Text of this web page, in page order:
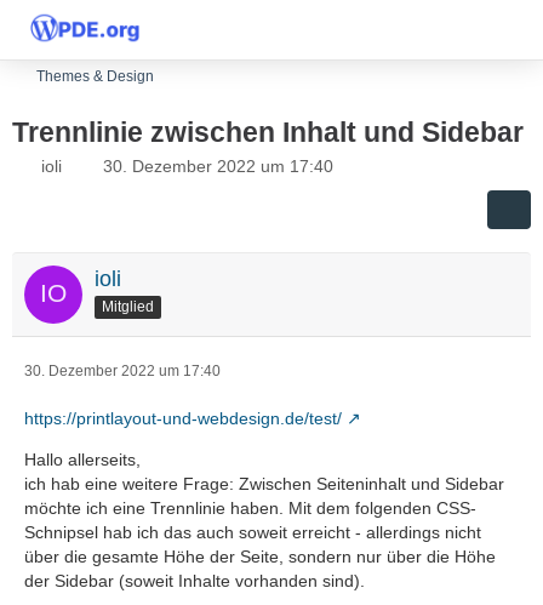
Themes & Design
Trennlinie zwischen Inhalt und Sidebar
ioli 30. Dezember 2022 um 17:40
ioli
Mitglied
30. Dezember 2022 um 17:40
https://printlayout-und-webdesign.de/test/
Hallo allerseits,
ich hab eine weitere Frage: Zwischen Seiteninhalt und Sidebar
möchte ich eine Trennlinie haben. Mit dem folgenden CSS-
Schnipsel hab ich das auch soweit erreicht - allerdings nicht
über die gesamte Höhe der Seite, sondern nur über die Höhe
der Sidebar (soweit Inhalte vorhanden sind).